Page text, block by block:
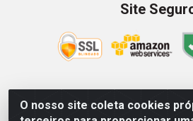
O nosso site coleta cookies
Site
Zein Importação e Comércio LTDA -